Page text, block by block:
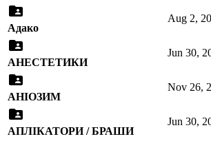
Адако
Aug 2,
АНЕСТЕТИКИ
Jun 30,
АНІОЗИМ
Nov 26,
АПЛІКАТОРИ / БРАШИ
Jun 30,